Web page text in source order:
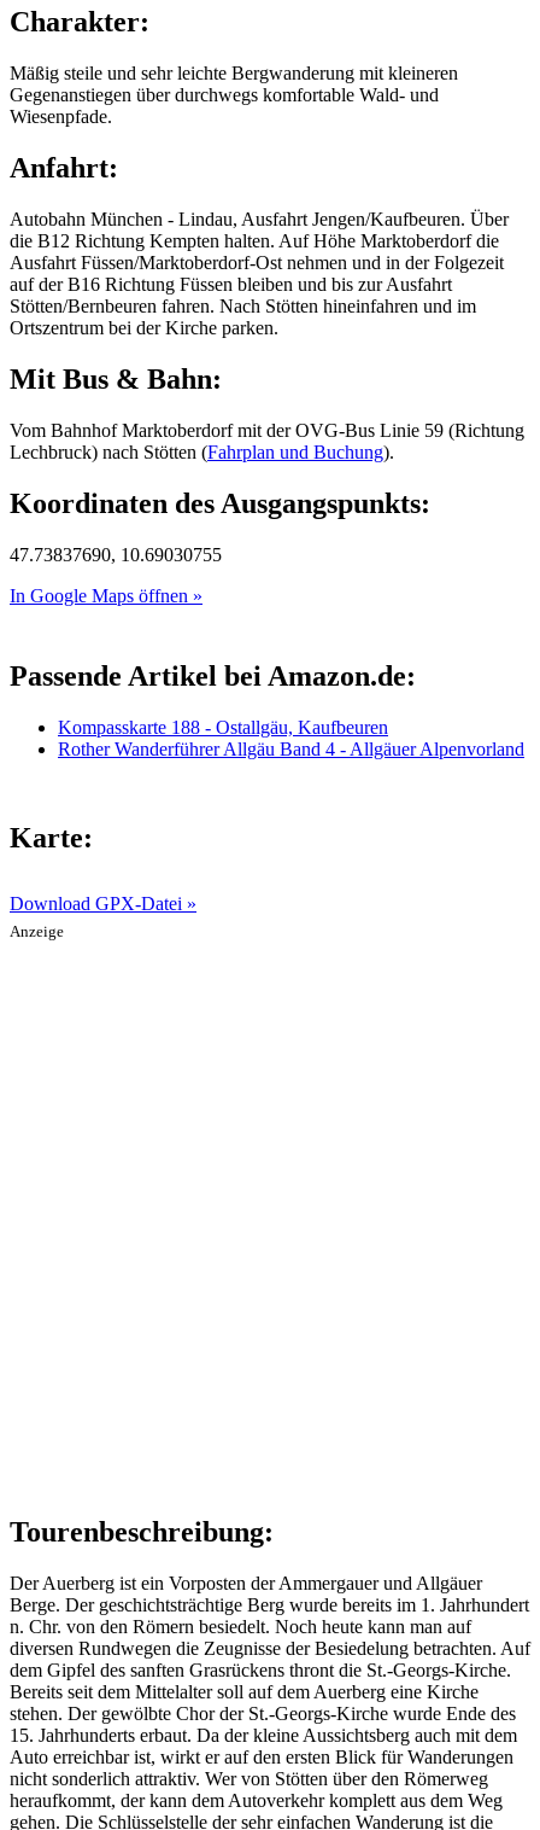
Charakter:
Mäßig steile und sehr leichte Bergwanderung mit kleineren
Gegenanstiegen über durchwegs komfortable Wald- und
Wiesenpfade.
Anfahrt:
Autobahn München - Lindau, Ausfahrt Jengen/Kaufbeuren. Über
die B12 Richtung Kempten halten. Auf Höhe Marktoberdorf die
Ausfahrt Füssen/Marktoberdorf-Ost nehmen und in der Folgezeit
auf der B16 Richtung Füssen bleiben und bis zur Ausfahrt
Stötten/Bernbeuren fahren. Nach Stötten hineinfahren und im
Ortszentrum bei der Kirche parken.
Mit Bus & Bahn:
Vom Bahnhof Marktoberdorf mit der OVG-Bus Linie 59 (Richtung
Lechbruck) nach Stötten (Fahrplan und Buchung).
Koordinaten des Ausgangspunkts:
47.73837690, 10.69030755
In Google Maps öffnen »
Passende Artikel bei Amazon.de:
Kompasskarte 188 - Ostallgäu, Kaufbeuren
Rother Wanderführer Allgäu Band 4 - Allgäuer Alpenvorland
Karte:
Download GPX-Datei »
Anzeige
Tourenbeschreibung:
Der Auerberg ist ein Vorposten der Ammergauer und Allgäuer
Berge. Der geschichtsträchtige Berg wurde bereits im 1. Jahrhundert
n. Chr. von den Römern besiedelt. Noch heute kann man auf
diversen Rundwegen die Zeugnisse der Besiedelung betrachten. Auf
dem Gipfel des sanften Grasrückens thront die St.-Georgs-Kirche.
Bereits seit dem Mittelalter soll auf dem Auerberg eine Kirche
stehen. Der gewölbte Chor der St.-Georgs-Kirche wurde Ende des
15. Jahrhunderts erbaut. Da der kleine Aussichtsberg auch mit dem
Auto erreichbar ist, wirkt er auf den ersten Blick für Wanderungen
nicht sonderlich attraktiv. Wer von Stötten über den Römerweg
heraufkommt, der kann dem Autoverkehr komplett aus dem Weg
gehen. Die Schlüsselstelle der sehr einfachen Wanderung ist die